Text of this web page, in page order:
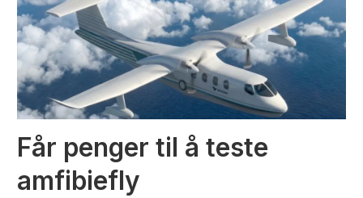
Får penger til å teste
amfibiefly